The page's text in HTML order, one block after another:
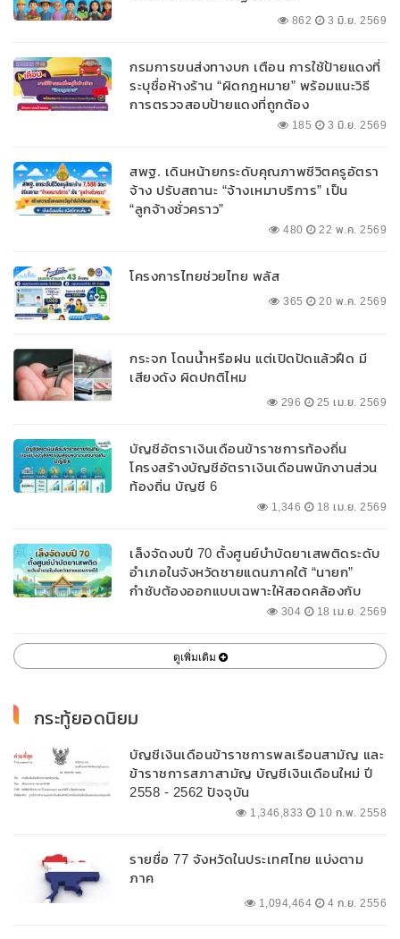
862 3 มิ.ย. 2569
กรมการขนส่งทางบก เตือน การใช้ป้ายแดงที่
ระบุชื่อห้างร้าน “ผิดกฎหมาย” พร้อมแนะวิธี
การตรวจสอบป้ายแดงที่ถูกต้อง
185 3 มิ.ย. 2569
สพฐ. เดินหน้ายกระดับคุณภาพชีวิตครูอัตรา
จ้าง ปรับสถานะ “จ้างเหมาบริการ” เป็น
“ลูกจ้างชั่วคราว”
480 22 พ.ค. 2569
โครงการไทยช่วยไทย พลัส
365 20 พ.ค. 2569
กระจก โดนน้ำหรือฝน แต่เปิดปัดแล้วฝืด มี
เสียงดัง ผิดปกติไหม
296 25 เม.ย. 2569
บัญชีอัตราเงินเดือนข้าราชการท้องถิ่น
โครงสร้างบัญชีอัตราเงินเดือนพนักงานส่วน
ท้องถิ่น บัญชี 6
1,346 18 เม.ย. 2569
เล็งจัดงบปี 70 ตั้งศูนย์บำบัดยาเสพติดระดับ
อำเภอในจังหวัดชายแดนภาคใต้ “นายก”
กำชับต้องออกแบบเฉพาะให้สอดคล้องกับ
304 18 เม.ย. 2569
ดูเพิ่มเติม
กระทู้ยอดนิยม
บัญชีเงินเดือนข้าราชการพลเรือนสามัญ และ
ข้าราชการสภาสามัญ บัญชีเงินเดือนใหม่ ปี
2558 - 2562 ปัจจุบัน
1,346,833 10 ก.พ. 2558
รายชื่อ 77 จังหวัดในประเทศไทย แบ่งตาม
ภาค
1,094,464 4 ก.ย. 2556